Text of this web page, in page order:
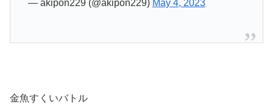
— akipon229 (@akipon229) May 4, 2023
金魚すくいバトル